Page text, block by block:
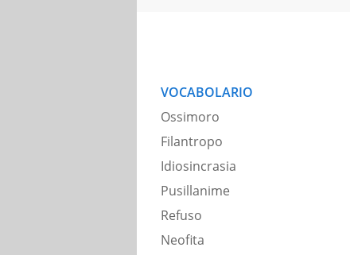
VOCABOLARIO
Ossimoro
Filantropo
Idiosincrasia
Pusillanime
Refuso
Neofita